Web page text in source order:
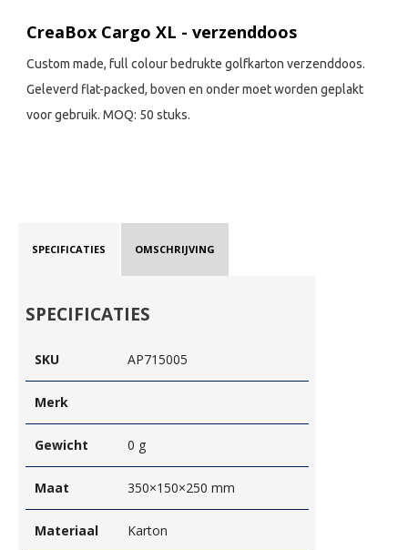
CreaBox Cargo XL - verzenddoos
Custom made, full colour bedrukte golfkarton verzenddoos.
Geleverd flat-packed, boven en onder moet worden geplakt
voor gebruik. MOQ: 50 stuks.
SPECIFICATIES OMSCHRIJVING
SPECIFICATIES
SKU AP715005
Merk
Gewicht 0 g
Maat 350×150×250 mm
Materiaal Karton